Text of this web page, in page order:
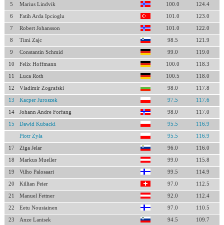
5 Marius Lindvik 100.0 124.4
6 Fatih Arda Ipcioglu 101.0 123.0
7 Robert Johansson 101.0 122.0
8 Timi Zajc 98.5 121.9
9 Constantin Schmid 99.0 119.0
10 Felix Hoffmann 100.0 118.3
11 Luca Roth 100.5 118.0
12 Vladimir Zografski 98.0 117.8
13 Kacper Juroszek 97.5 117.6
14 Johann Andre Forfang 98.0 117.0
15 Dawid Kubacki 95.5 116.9
Piotr Żyła 95.5 116.9
17 Ziga Jelar 96.0 116.0
18 Markus Mueller 99.0 115.8
19 Vilho Palosaari 99.5 114.9
20 Killian Peier 97.0 112.5
21 Manuel Fettner 92.0 112.4
22 Eetu Nousiainen 97.0 110.5
23 Anze Lanisek 94.5 109.7